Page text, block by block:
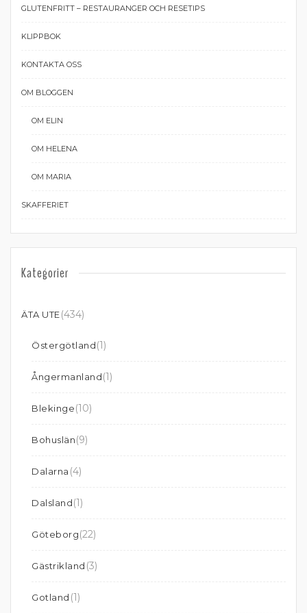
GLUTENFRITT – RESTAURANGER OCH RESETIPS
KLIPPBOK
KONTAKTA OSS
OM BLOGGEN
OM ELIN
OM HELENA
OM MARIA
SKAFFERIET
Kategorier
ÄTA UTE(434)
Östergötland(1)
Ångermanland(1)
Blekinge(10)
Bohuslän(9)
Dalarna (4)
Dalsland(1)
Göteborg(22)
Gästrikland (3)
Gotland (1)